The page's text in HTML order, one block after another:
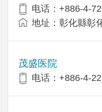
电话：+886-4-
地址：彰化縣彰
茂盛医院
电话：+886-4-